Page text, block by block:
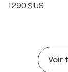
1 290 $US
Voir